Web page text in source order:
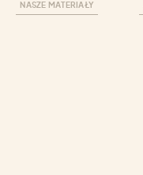
NASZE MATERIAŁY